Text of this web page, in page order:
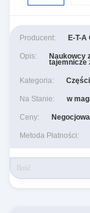
Producent: E-T-
Opis: Naukowcy
tajemnicze
Kategoria:
Na Stanie: w
Ceny:
Metoda Płatności: